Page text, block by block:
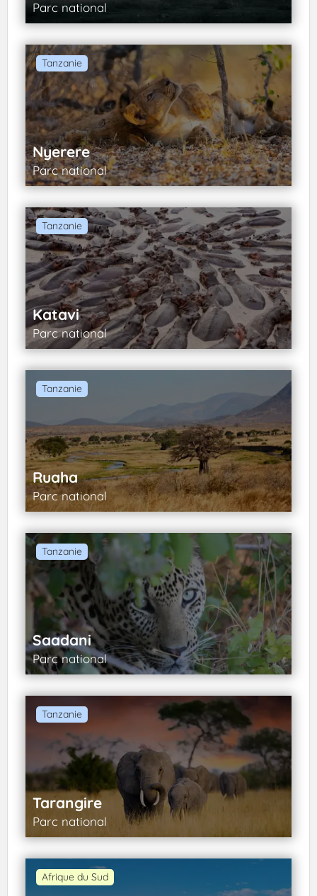
Parc national
Tanzanie
Nyerere
Parc national
Tanzanie
Katavi
Parc national
Tanzanie
Ruaha
Parc national
Tanzanie
Saadani
Parc national
Tanzanie
Tarangire
Parc national
Afrique du Sud